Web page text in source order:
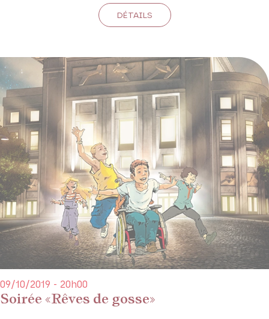
DÉTAILS
Soirée «Rêves de gosse»
09/10/2019 - 20h00